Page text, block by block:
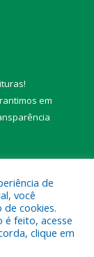
!
em
de Belterra.
de
você
cookies.
é feito, acesse
clique em